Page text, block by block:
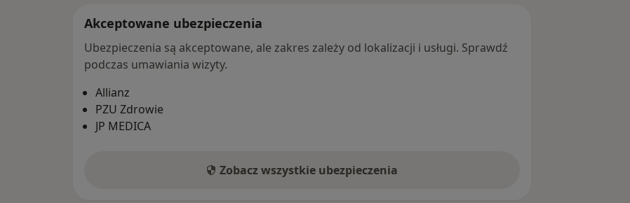
Akceptowane ubezpieczenia
Ubezpieczenia są akceptowane, ale zakres zależy od lokalizacji i usługi. Sprawdź
podczas umawiania wizyty.
Allianz
PZU Zdrowie
JP MEDICA
Zobacz wszystkie ubezpieczenia